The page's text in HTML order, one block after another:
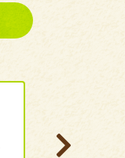
東京都